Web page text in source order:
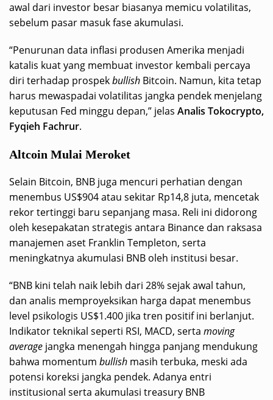
awal dari investor besar biasanya memicu volatilitas,
sebelum pasar masuk fase akumulasi.
“Penurunan data inflasi produsen Amerika menjadi
katalis kuat yang membuat investor kembali percaya
diri terhadap prospekbullish Bitcoin. Namun, kita tetap
harus mewaspadai volatilitas jangka pendek menjelang
keputusan Fed minggu depan,” jelas Analis Tokocrypto,
Fyqieh Fachrur.
Altcoin Mulai Meroket
Selain Bitcoin, BNB juga mencuri perhatian dengan
menembus US$904 atau sekitar Rp14,8 juta, mencetak
rekor tertinggi baru sepanjang masa. Reli ini didorong
oleh kesepakatan strategis antara Binance dan raksasa
manajemen aset Franklin Templeton, serta
meningkatnya akumulasi BNB oleh institusi besar.
“BNB kini telah naik lebih dari 28% sejak awal tahun,
dan analis memproyeksikan harga dapat menembus
level psikologis US$1.400 jika tren positif ini berlanjut.
Indikator teknikal seperti RSI, MACD, serta moving
average jangka menengah hingga panjang mendukung
bahwa momentum bullish masih terbuka, meski ada
potensi koreksi jangka pendek. Adanya entri
institusional serta akumulasi treasury BNB